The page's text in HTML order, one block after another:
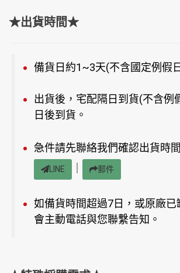
★出貨時間★
備貨日約1~3天(不含國定例假
出貨後，宅配隔日到貨(不含例
日後到貨。
急件請先聯絡我們確認出貨時
LINE 郵件
如備貨時間超過7日，或原廠已
會主動電話與您聯繫告知。